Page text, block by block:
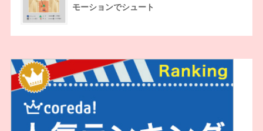
モーションでシュート